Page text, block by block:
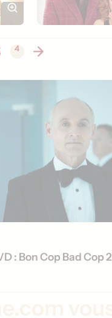
4
: Bon Cop Bad Cop 2